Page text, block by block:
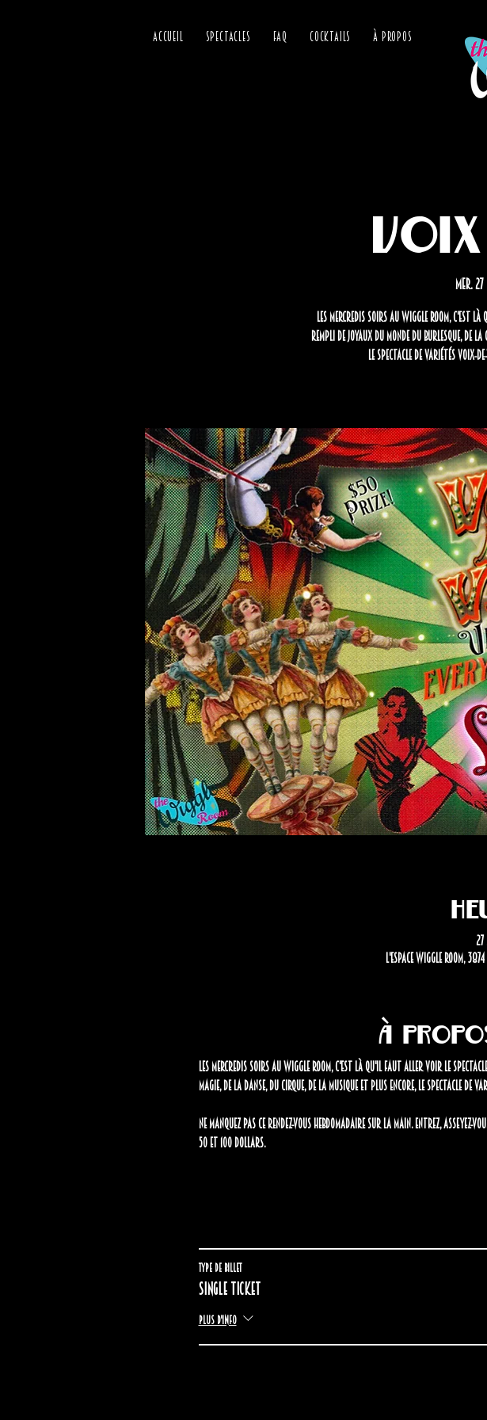
ACCUEIL SPECTACLES FAQ COCKTAILS À PROPOS
mer.
Les mercredis soirs au Wiggle Room,
Rempli de joyaux du monde du burlesque, de
le spectacle de variétés Voix-
L'Espace Wiggle Room,
À
Les mercredis soirs au Wiggle Room, c'est là qu'il faut aller voir le
magie, de la danse, du cirque, de la musique et plus encore, le spectacle
Ne manquez pas ce rendez-vous hebdomadaire sur la Main. Entrez, asseyez-
50 et 100 dollars.
Type de billet
Single ticket
Plus d'info